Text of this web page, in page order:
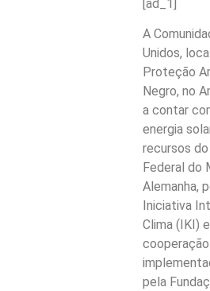
[ad_1]
A
Unidos,
Proteção
Negro, no
a contar
energia
recursos
Federal do
Alemanha,
Iniciativa
Clima (IKI)
cooperação
pela